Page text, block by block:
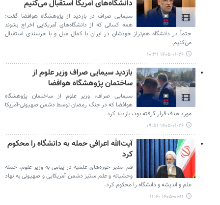
دانشگاه‌های آمریکا استقبال می‌کنیم
سیمایی صراف در بازدید از پژوهشگاه هوافضا گفت:
همه کسانی که از دانشگاه‌های آمریکایی اخراج بشوند
حتماً در دانشگاه هم‌تراز خودشان در ایران با کمال میل و با خرسندی استقبال
می‌کنیم.
۱۴۰۵-۰۱-۲۶ ۱۰:۳۱
بازدید سیمایی صراف وزیر علوم از
ساختمان پژوهشگاه هوافضا
سیمایی صراف، وزیر علوم از ساختمان پژوهشگاه
هوافضا که در جنگ رمضان توسط دشمن صهیونی-آمریکا
مورد هدف قرار گرفته بود، بازدید کرد.
۱۴۰۵-۰۱-۲۶ ۰۹:۵۱
آیت‌الله اعرافی حمله به دانشگاه را محکوم
کرد
قم- مدیر حوزه‌های علمیه در پیامی به وزیر علوم، حمله
وحشیانه و علم ستیز دشمن آمریکایی و صهیونی به نهاد
علم و اندیشه و دانشگاه را محکوم کرد.
۱۴۰۵-۰۱-۱۱ ۱۱:۴۱